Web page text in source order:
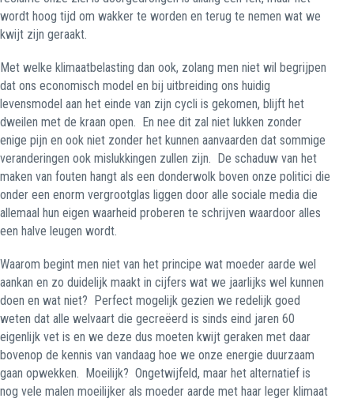
wordt hoog tijd om wakker te worden en terug te nemen wat we
kwijt zijn geraakt.
Met welke klimaatbelasting dan ook, zolang men niet wil begrijpen
dat ons economisch model en bij uitbreiding ons huidig
levensmodel aan het einde van zijn cycli is gekomen, blijft het
dweilen met de kraan open. En nee dit zal niet lukken zonder
enige pijn en ook niet zonder het kunnen aanvaarden dat sommige
veranderingen ook mislukkingen zullen zijn. De schaduw van het
maken van fouten hangt als een donderwolk boven onze politici die
onder een enorm vergrootglas liggen door alle sociale media die
allemaal hun eigen waarheid proberen te schrijven waardoor alles
een halve leugen wordt.
Waarom begint men niet van het principe wat moeder aarde wel
aankan en zo duidelijk maakt in cijfers wat we jaarlijks wel kunnen
doen en wat niet? Perfect mogelijk gezien we redelijk goed
weten dat alle welvaart die gecreëerd is sinds eind jaren 60
eigenlijk vet is en we deze dus moeten kwijt geraken met daar
bovenop de kennis van vandaag hoe we onze energie duurzaam
gaan opwekken. Moeilijk? Ongetwijfeld, maar het alternatief is
nog vele malen moeilijker als moeder aarde met haar leger klimaat